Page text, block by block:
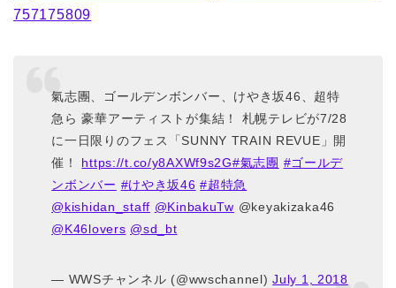
757175809
氣志團、ゴールデンボンバー、けやき坂46、超特
急ら 豪華アーティストが集結！ 札幌テレビが7/28
に一日限りのフェス「SUNNY TRAIN REVUE」開
催！ https://t.co/y8AXWf9s2G#氣志團 #ゴールデ
ンボンバー #けやき坂46 #超特急
@kishidan_staff @KinbakuTw @keyakizaka46
@K46lovers @sd_bt
— WWSチャンネル (@wwschannel)July 1, 2018